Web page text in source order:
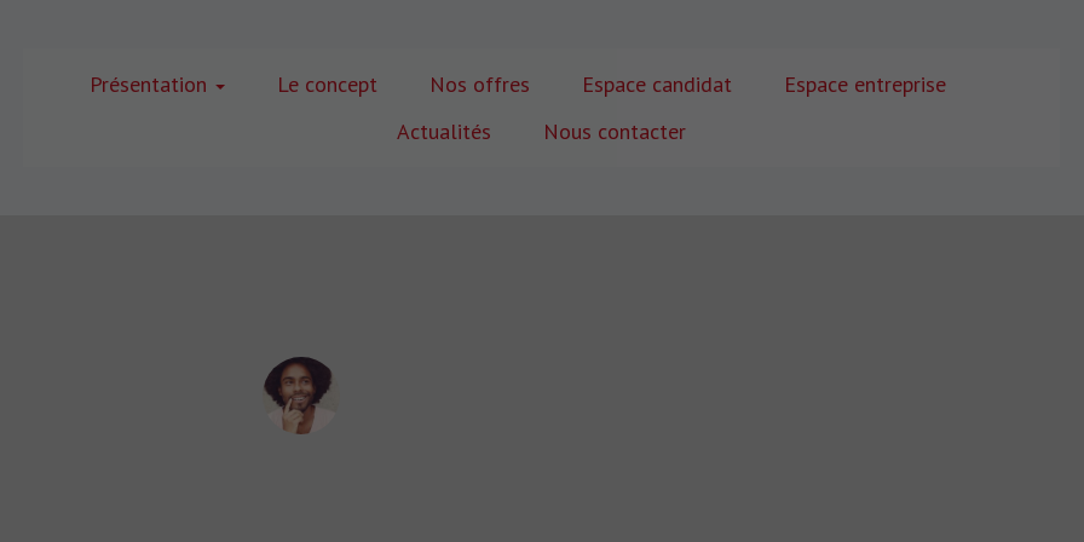
Présentation Le concept Nos offres Espace candidat
Espace entreprise
Actualités
Nous contacter